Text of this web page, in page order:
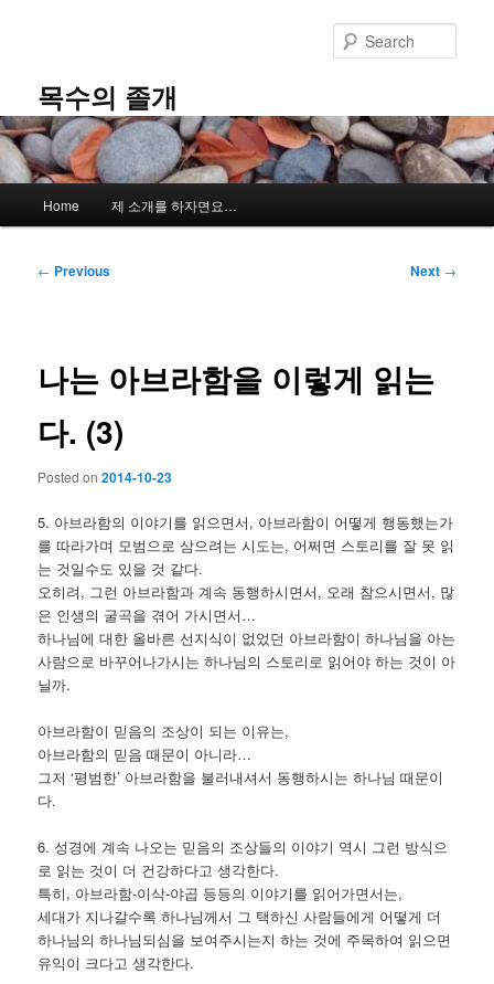
content목수의 졸개
Home 제 소개를 하자면요…
Post
← Previous Next →
나는 아브라함을 이렇게 읽는
다. (3)
Posted on2014-10-23
5. 아브라함의 이야기를 읽으면서, 아브라함이 어떻게 행동했는가
를 따라가며 모범으로 삼으려는 시도는, 어쩌면 스토리를 잘 못 읽
는 것일수도 있을 것 같다.
오히려, 그런 아브라함과 계속 동행하시면서, 오래 참으시면서, 많
은 인생의 굴곡을 겪어 가시면서…
하나님에 대한 올바른 선지식이 없었던 아브라함이 하나님을 아는
사람으로 바꾸어나가시는 하나님의 스토리로 읽어야 하는 것이 아
닐까.
아브라함이 믿음의 조상이 되는 이유는,
아브라함의 믿음 때문이 아니라…
그저 ‘평범한’ 아브라함을 불러내셔서 동행하시는 하나님 때문이
다.
6. 성경에 계속 나오는 믿음의 조상들의 이야기 역시 그런 방식으
로 읽는 것이 더 건강하다고 생각한다.
특히, 아브라함-이삭-야곱 등등의 이야기를 읽어가면서는,
세대가 지나갈수록 하나님께서 그 택하신 사람들에게 어떻게 더
하나님의 하나님되심을 보여주시는지 하는 것에 주목하여 읽으면
유익이 크다고 생각한다.